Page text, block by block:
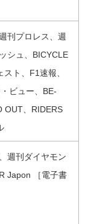
刊プロレス、週
シュ、BICYCLE
ト、F1速報、
ビュー、BE-
OUT、RIDERS
週刊ダイヤモン
Japon ［電子書